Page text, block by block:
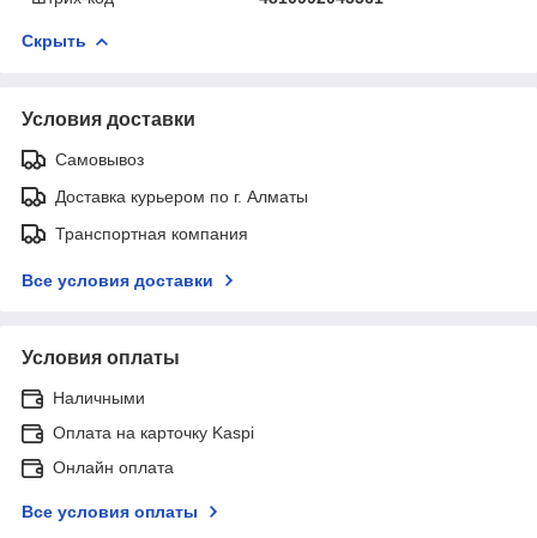
Скрыть
Условия доставки
Самовывоз
Доставка курьером по г. Алматы
Транспортная компания
Все условия доставки
Условия оплаты
Наличными
Оплата на карточку Kaspi
Онлайн оплата
Все условия оплаты